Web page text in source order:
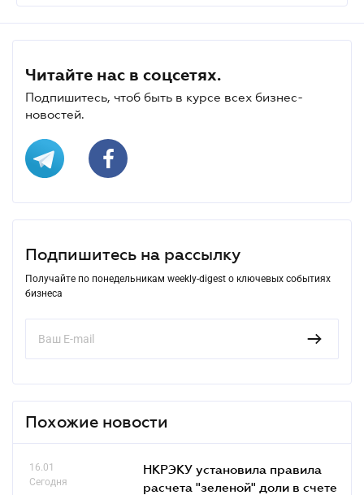
Читайте нас в соцсетях.
Подпишитесь, чтоб быть в курсе всех бизнес-
новостей.
Подпишитесь на рассылку
Получайте по понедельникам weekly-digest о ключевых событиях
бизнеса
Похожие новости
16.01
Сегодня
НКРЭКУ установила правила
расчета "зеленой" доли в счете